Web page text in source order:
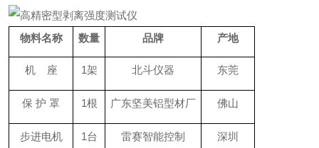
物料名称 数量 品牌 产地
机 座 1架 北斗仪器 东莞
保 护 罩 1根 广东坚美铝型材厂 佛山
步进电机 1台 雷赛智能控制 深圳